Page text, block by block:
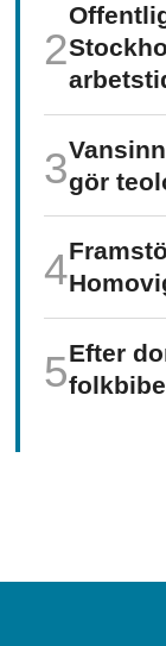
gör
Efter